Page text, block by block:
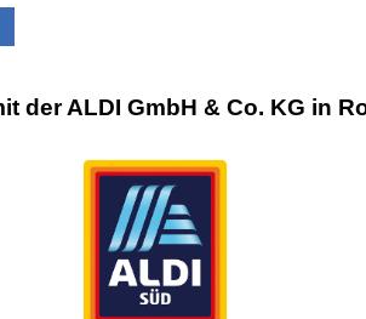
der ALDI GmbH & Co. KG in